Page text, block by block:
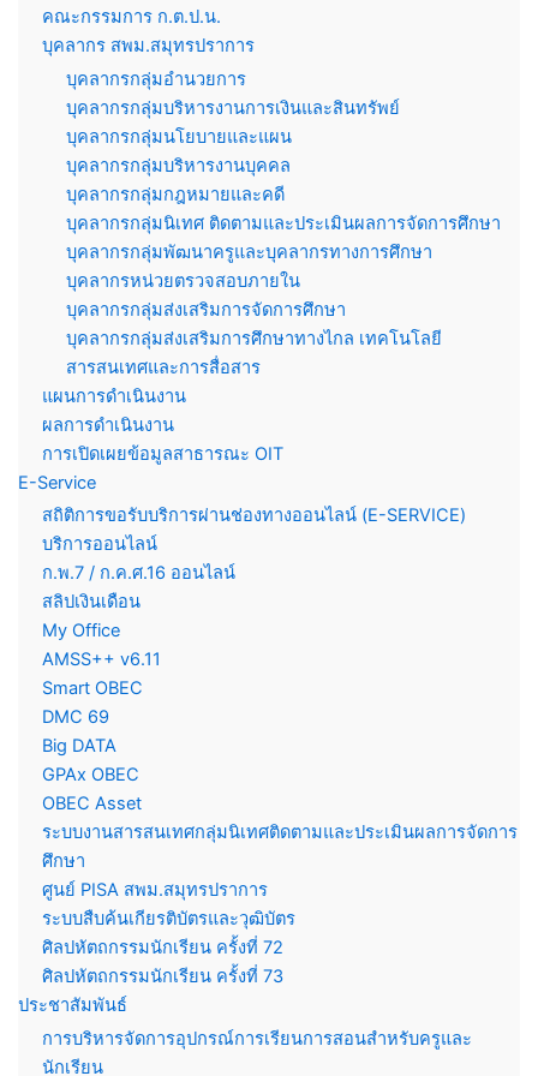
คณะกรรมการ ก.ต.ป.น.
บุคลากร สพม.สมุทรปราการ
บุคลากรกลุ่มอำนวยการ
บุคลากรกลุ่มบริหารงานการเงินและสินทรัพย์
บุคลากรกลุ่มนโยบายและแผน
บุคลากรกลุ่มบริหารงานบุคคล
บุคลากรกลุ่มกฎหมายและคดี
บุคลากรกลุ่มนิเทศ ติดตามและประเมินผลการจัดการศึกษา
บุคลากรกลุ่มพัฒนาครูและบุคลากรทางการศึกษา
บุคลากรหน่วยตรวจสอบภายใน
บุคลากรกลุ่มส่งเสริมการจัดการศึกษา
บุคลากรกลุ่มส่งเสริมการศึกษาทางไกล เทคโนโลยี
สารสนเทศและการสื่อสาร
แผนการดำเนินงาน
ผลการดำเนินงาน
การเปิดเผยข้อมูลสาธารณะ OIT
E-Service
สถิติการขอรับบริการผ่านช่องทางออนไลน์ (E-SERVICE)
บริการออนไลน์
ก.พ.7 / ก.ค.ศ.16 ออนไลน์
สลิปเงินเดือน
My Office
AMSS++ v6.11
Smart OBEC
DMC 69
Big DATA
GPAx OBEC
OBEC Asset
ระบบงานสารสนเทศกลุ่มนิเทศติดตามและประเมินผลการจัดการ
ศึกษา
ศูนย์ PISA สพม.สมุทรปราการ
ระบบสืบค้นเกียรติบัตรและวุฒิบัตร
ศิลปหัตถกรรมนักเรียน ครั้งที่ 72
ศิลปหัตถกรรมนักเรียน ครั้งที่ 73
ประชาสัมพันธ์
การบริหารจัดการอุปกรณ์การเรียนการสอนสำหรับครูและ
นักเรียน